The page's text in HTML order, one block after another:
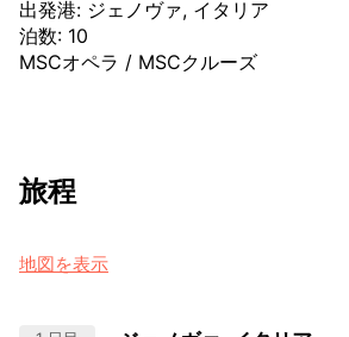
出発港: ジェノヴァ, イタリア
泊数: 10
MSCオペラ / MSCクルーズ
旅程
地図を表示